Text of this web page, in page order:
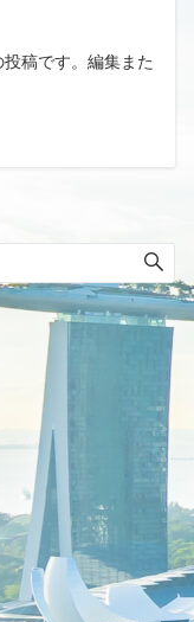
稿です。編集また